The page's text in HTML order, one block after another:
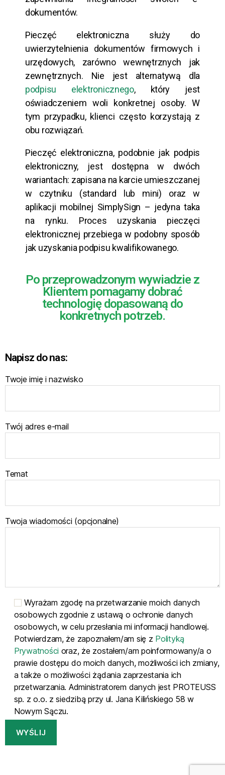
dokumentów.
Pieczęć elektroniczna służy do
uwierzytelnienia dokumentów firmowych i
urzędowych, zarówno wewnętrznych jak
zewnętrznych. Nie jest alternatywą dla
podpisu elektronicznego, który jest
oświadczeniem woli konkretnej osoby. W
tym przypadku, klienci często korzystają z
obu rozwiązań.
Pieczęć elektroniczna, podobnie jak podpis
elektroniczny, jest dostępna w dwóch
wariantach: zapisana na karcie umieszczanej
w czytniku (standard lub mini) oraz w
aplikacji mobilnej SimplySign – jedyna taka
na rynku. Proces uzyskania pieczęci
elektronicznej przebiega w podobny sposób
jak uzyskania podpisu kwalifikowanego.
Po przeprowadzonym wywiadzie z
Klientem pomagamy dobrać
technologię dopasowaną do
konkretnych potrzeb.
Napisz do nas:
Twoje imię i nazwisko
Twój adres e-mail
Temat
Twoja wiadomości (opcjonalne)
Wyrażam zgodę na przetwarzanie moich danych
osobowych zgodnie z ustawą o ochronie danych
osobowych, w celu przesłania mi informacji handlowej.
Potwierdzam, że zapoznałem/am się z Polityką
Prywatności oraz, że zostałem/am poinformowany/a o
prawie dostępu do moich danych, możliwości ich zmiany,
a także o możliwości żądania zaprzestania ich
przetwarzania. Administratorem danych jest PROTEUSS
sp. z o.o. z siedzibą przy ul. Jana Kilińskiego 58 w
Nowym Sączu.